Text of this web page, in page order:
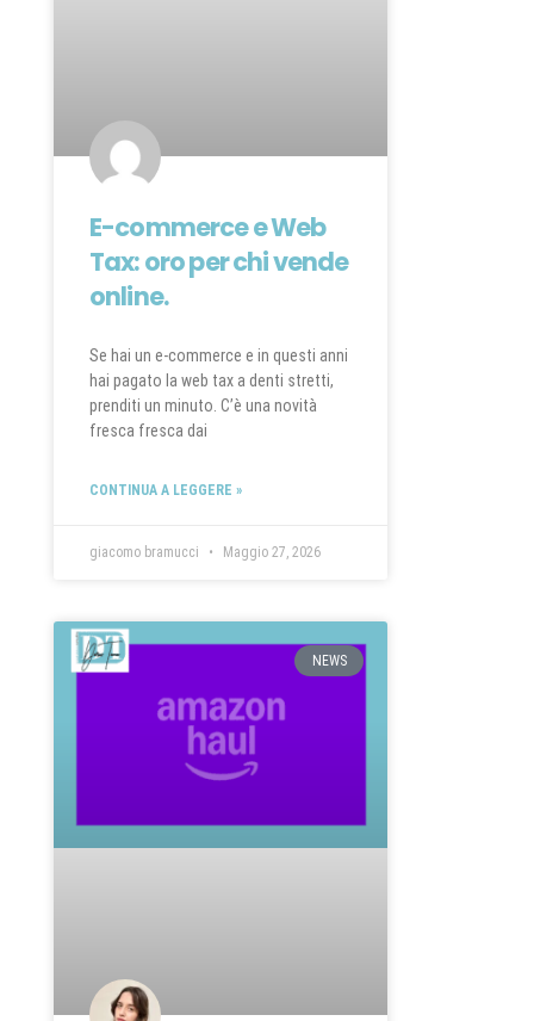
E-commerce e Web
Tax: oro per chi vende
online.
Se hai un e-commerce e in questi anni
hai pagato la web tax a denti stretti,
prenditi un minuto. C’è una novità
fresca fresca dai
CONTINUA A LEGGERE »
giacomo bramucci Maggio 27, 2026
NEWS